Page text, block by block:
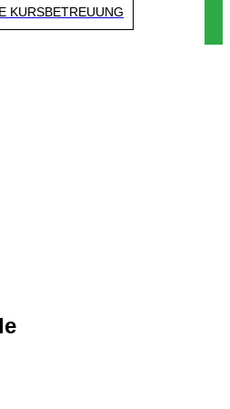
KURSBETREUUNG